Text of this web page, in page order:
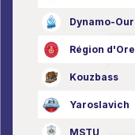
Dynamo-
Région
Kouzbass
Yaroslavich
MSTU